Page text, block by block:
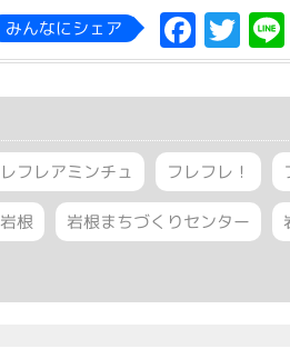
みんなにシェア
フレアミンチュ フレフレ！
岩根 岩根まちづくりセンター